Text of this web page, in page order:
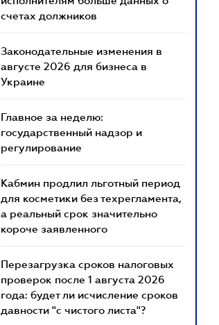
счетах должников
Законодательные изменения в
августе 2026 для бизнеса в
Украине
Главное за неделю:
государственный надзор и
регулирование
Кабмин продлил льготный период
для косметики без техрегламента,
а реальный срок значительно
короче заявленного
Перезагрузка сроков налоговых
проверок после 1 августа 2026
года: будет ли исчисление сроков
давности "с чистого листа"?